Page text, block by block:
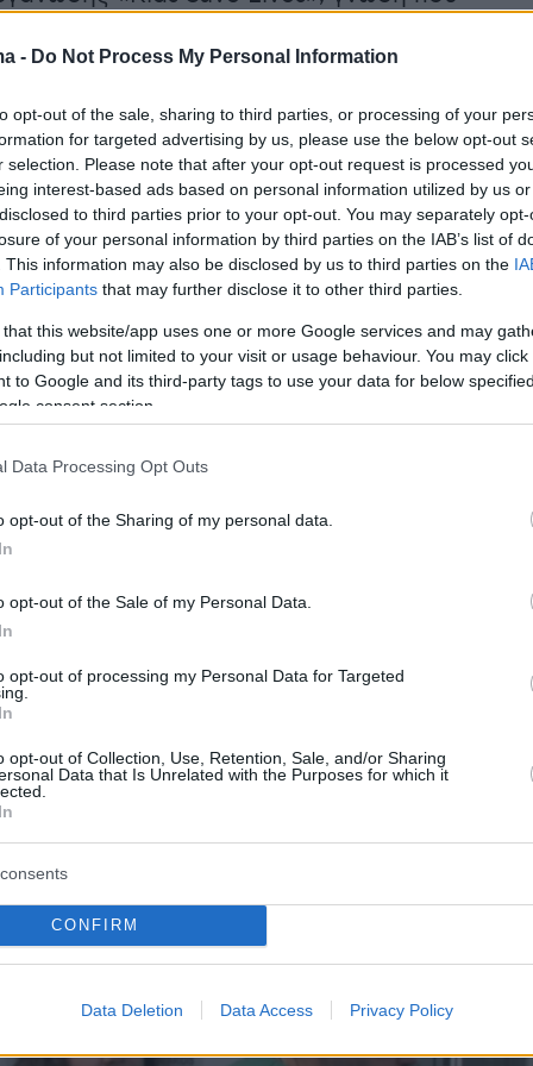
- Do Not Process My Personal Information
opt-out of the sale, sharing to third parties, or processing of your
for targeted advertising by us, please use the below opt-out
selection. Please note that after your opt-out request is processed
interest-based ads based on personal information utilized by us
to third parties prior to your opt-out. You may separately
of your personal information by third parties on the IAB’s list of
This information may also be disclosed by us to third parties on the
Participants that may further disclose it to other third parties.
that this website/app uses one or more Google services and may
but not limited to your visit or usage behaviour. You may
to Google and its third-party tags to use your data for below
consent section.
Data Processing Opt Outs
opt-out of the Sharing of my personal data.
opt-out of the Sale of my Personal Data.
opt-out of processing my Personal Data for Targeted
opt-out of Collection, Use, Retention, Sale, and/or Sharing
Data that Is Unrelated with the Purposes for which it
CONFIRM
Data Deletion Data Access Privacy Policy
v-ctmjam0fobi9)
να σώζουν ζωές,εγώ είμαι μόνο ένα από
που έχουν εκπαιδευτεί στην παροχή
μέσω του Kids Save Lives» τόνισε η
πρώτων βοηθειών της Ευρώπης
την ηρωική της πράξη.
έχει επέμβει σωτήρια άλλες επτά φορές
χρόνια, τέσσερις φορές έχει κάνει ΚΑΡΠΑ
και δύο άτομα από πνιγμό.
καθώς είναι πιστοποιημένη
τελευταία 7 χρόνια στο Kids Save Lives και
σε όλη την Ευρώπη.
Η λαβή Χάιμλιχ της 16χρονης έσωσε το παιδί
- «Όλοι μπορούν να το κάνουν»